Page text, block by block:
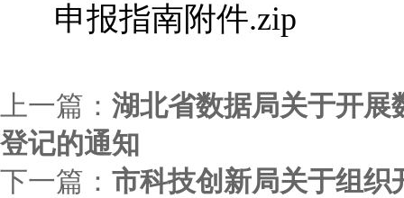
申报指南附件.zip
上一篇： 湖北省数据局关于开展
登记的通知
下一篇： 市科技创新局关于组织